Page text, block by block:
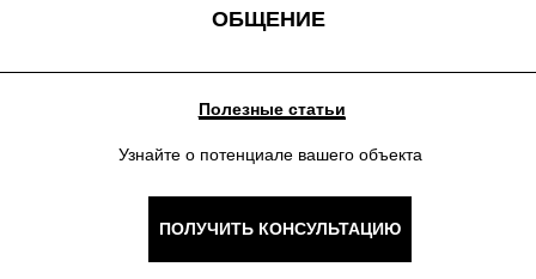
ОБЩЕНИЕ
Узнайте о потенциале вашего объекта
ПОЛУЧИТЬ КОНСУЛЬТАЦИЮ
Полезные статьи